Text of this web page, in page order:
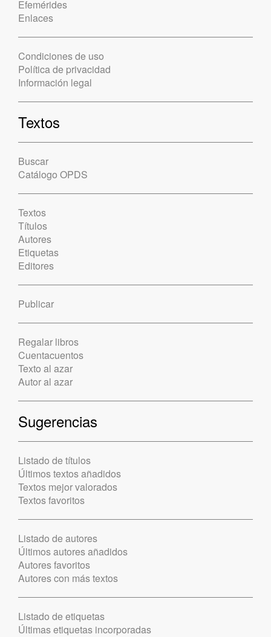
Efemérides
Enlaces
Condiciones de uso
Política de privacidad
Información legal
Textos
Buscar
Catálogo OPDS
Textos
Títulos
Autores
Etiquetas
Editores
Publicar
Regalar libros
Cuentacuentos
Texto al azar
Autor al azar
Sugerencias
Listado de títulos
Últimos textos añadidos
Textos mejor valorados
Textos favoritos
Listado de autores
Últimos autores añadidos
Autores favoritos
Autores con más textos
Listado de etiquetas
Últimas etiquetas incorporadas